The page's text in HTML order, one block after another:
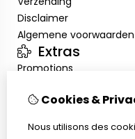
Disclaimer
Algemene
Extras
Promotions
InloggenCookies &
Nous utilisons des